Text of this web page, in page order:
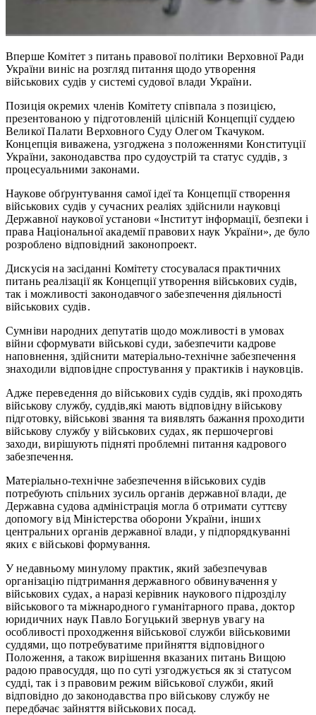
Вперше Комітет з питань правової політики Верховної Ради
України виніс на розгляд питання щодо утворення
військових судів у системі судової влади України.
Позиція окремих членів Комітету співпала з позицією,
презентованою у підготовленій цілісній Концепції суддею
Великої Палати Верховного Суду Олегом Ткачуком.
Концепція виважена, узгоджена з положеннями Конституції
України, законодавства про судоустрій та статус суддів, з
процесуальними законами.
Наукове обґрунтування самої ідеї та Концепції створення
військових судів у сучасних реаліях здійснили науковці
Державної наукової установи «Інститут інформації, безпеки і
права Національної академії правових наук України», де було
розроблено відповідний законопроект.
Дискусія на засіданні Комітету стосувалася практичних
питань реалізації як Концепції утворення військових судів,
так і можливості законодавчого забезпечення діяльності
військових судів.
Сумніви народних депутатів щодо можливості в умовах
війни сформувати військові суди, забезпечити кадрове
наповнення, здійснити матеріально-технічне забезпечення
знаходили відповідне спростування у практиків і науковців.
Адже переведення до військових судів суддів, які проходять
військову службу, суддів,які мають відповідну військову
підготовку, військові звання та виявлять бажання проходити
військову службу у військових судах, як першочергові
заходи, вирішують підняті проблемні питання кадрового
забезпечення.
Матеріально-технічне забезпечення військових судів
потребують спільних зусиль органів державної влади, де
Державна судова адміністрація могла б отримати суттєву
допомогу від Міністерства оборони України, інших
центральних органів державної влади, у підпорядкуванні
яких є військові формування.
У недавньому минулому практик, який забезпечував
організацію підтримання державного обвинувачення у
військових судах, а наразі керівник наукового підрозділу
військового та міжнародного гуманітарного права, доктор
юридичних наук Павло Богуцький звернув увагу на
особливості проходження військової служби військовими
суддями, що потребуватиме прийняття відповідного
Положення, а також вирішення вказаних питань Вищою
радою правосуддя, що по суті узгоджується як зі статусом
судді, так і з правовим режим військової служби, який
відповідно до законодавства про військову службу не
передбачає зайняття військових посад.